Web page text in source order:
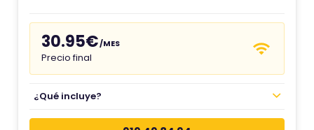
30.95€/MES
Precio final
¿Qué incluye?